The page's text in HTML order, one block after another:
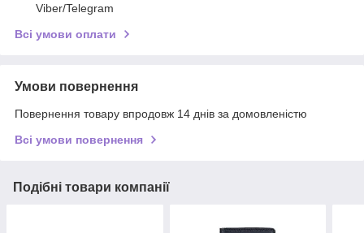
Viber/Telegram
Всі умови оплати
Умови повернення
Повернення товару впродовж 14 днів за домовленістю
Всі умови повернення
Подібні товари компанії